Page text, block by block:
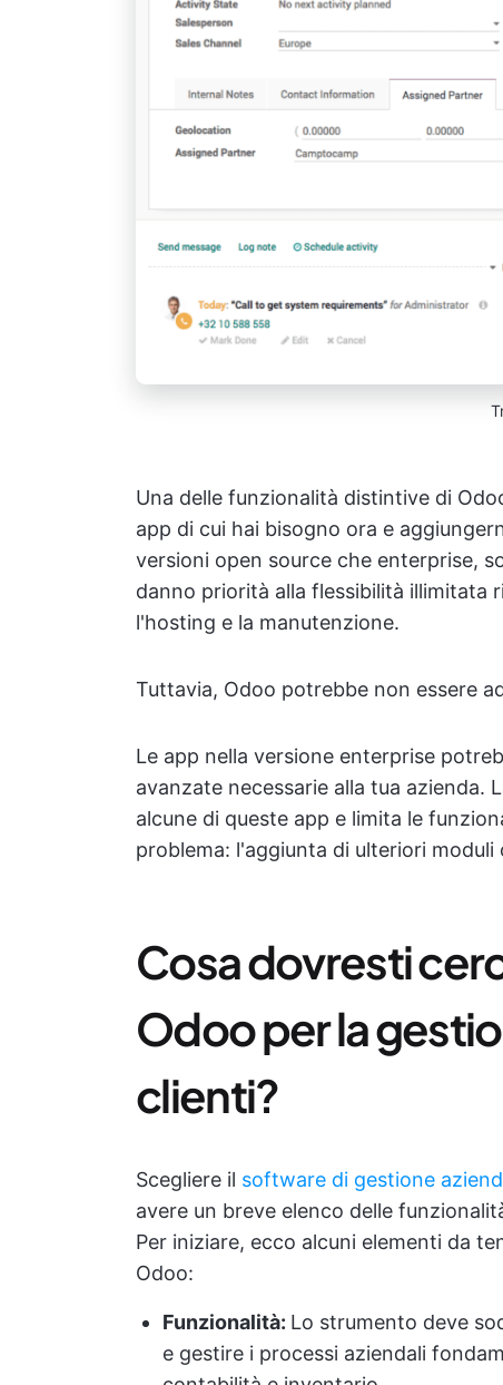
Una delle funzionalità distintive di
app di cui hai bisogno ora e
versioni open source che enterprise,
danno priorità alla flessibilità illimitata
l'hosting e la manutenzione.
Tuttavia, Odoo potrebbe non essere
Le app nella versione enterprise
avanzate necessarie alla tua azienda.
alcune di queste app e limita le
problema: l'aggiunta di ulteriori
Cosa dovresti
Odoo per la
clienti?
Scegliere il software di gestione
avere un breve elenco delle
Per iniziare, ecco alcuni elementi da
Odoo:
Funzionalità: Lo strumento deve
e gestire i processi aziendali